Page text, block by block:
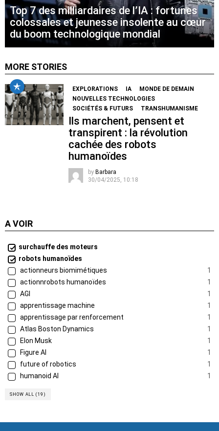
Top 7 des milliardaires de l’IA : fortunes
colossales et jeunesse insolente au cœur
du boom technologique mondial
MORE STORIES
EXPLORATIONS IA
MONDE DE DEMAIN
NOUVELLES TECHNOLOGIES
SOCIÉTÉS & FUTURS
TRANSHUMANISME
Ils marchent, pensent et
transpirent : la révolution
cachée des robots
humanoïdes
by Barbara
30/04/2025, 10:18
A VOIR
surchauffe des moteurs
robots humanoïdes
actionneurs biomimétiques
1
actionnrobots humanoïdes
1
AGI
1
apprentissage machine
1
apprentissage par renforcement
1
Atlas Boston Dynamics
1
Elon Musk
1
Figure AI
1
future of robotics
1
humanoid AI
1
SHOW ALL (19)